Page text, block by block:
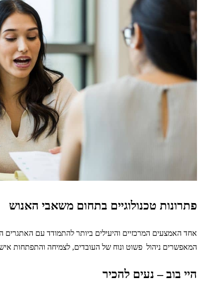
פתרונות טכנולוגיים בתחום משאבי האנוש
אחד האמצעים המרכזיים והיעילים ביותר להתמודד עם האתגרים
המאפשרים ניהול פשוט ונוח של העובדים, לצמיחה והתפתחות
היי בוב – נעים להכיר